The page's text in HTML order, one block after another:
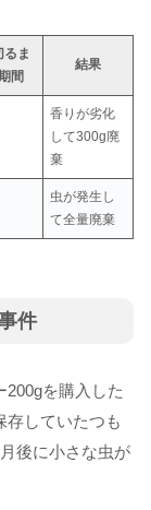
るま
間
結果
香りが劣化
して300g廃
棄
虫が発生し
て全量廃棄
件
を購入した
存していたつも
後に小さな虫が